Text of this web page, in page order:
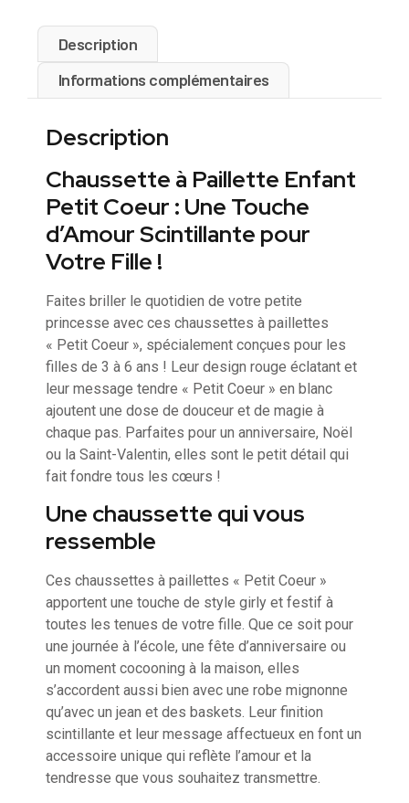
Description
Informations complémentaires
Description
Chaussette à Paillette Enfant
Petit Coeur : Une Touche
d’Amour Scintillante pour
Votre Fille !
Faites briller le quotidien de votre petite
princesse avec ces chaussettes à paillettes
« Petit Coeur », spécialement conçues pour les
filles de 3 à 6 ans ! Leur design rouge éclatant et
leur message tendre « Petit Coeur » en blanc
ajoutent une dose de douceur et de magie à
chaque pas. Parfaites pour un anniversaire, Noël
ou la Saint-Valentin, elles sont le petit détail qui
fait fondre tous les cœurs !
Une chaussette qui vous
ressemble
Ces chaussettes à paillettes « Petit Coeur »
apportent une touche de style girly et festif à
toutes les tenues de votre fille. Que ce soit pour
une journée à l’école, une fête d’anniversaire ou
un moment cocooning à la maison, elles
s’accordent aussi bien avec une robe mignonne
qu’avec un jean et des baskets. Leur finition
scintillante et leur message affectueux en font un
accessoire unique qui reflète l’amour et la
tendresse que vous souhaitez transmettre.